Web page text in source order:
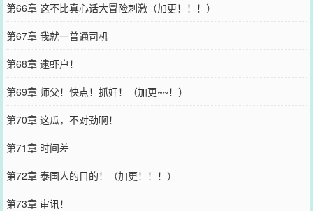
第66章 这不比真心话大冒险刺激（加更！！！）
第67章 我就一普通司机
第68章 逮虾户！
第69章 师父！快点！抓奸！（加更~~！）
第70章 这瓜，不对劲啊！
第71章 时间差
第72章 泰国人的目的！（加更！！！）
第73章 审讯！